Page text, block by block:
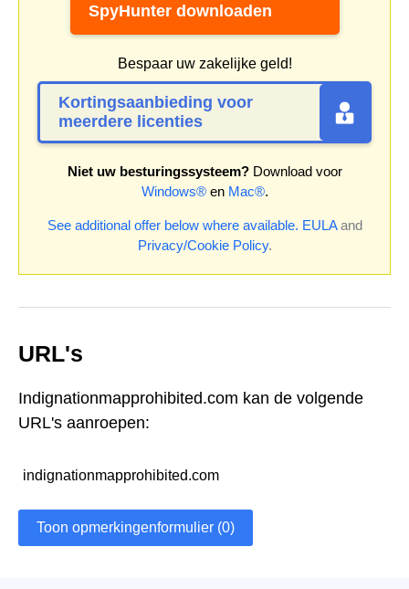
SpyHunter downloaden
Bespaar uw zakelijke geld!
Kortingsaanbieding voor
meerdere licenties
Niet uw besturingssysteem?Download voor
Windows®en Mac®.
See additional offer below where available. EULAand
Privacy/Cookie Policy.
URL's
Indignationmapprohibited.com kan de volgende
URL's aanroepen:
indignationmapprohibited.com
Toon opmerkingenformulier (0)